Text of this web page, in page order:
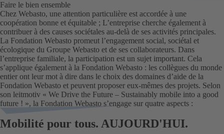
Faire le bien ensemble
Chez Webasto, une attention particulière est accordée à une
coopération bonne et équitable ; L’entreprise cherche également à
contribuer à des causes sociétales au-delà de ses activités principales.
La Fondation Webasto promeut l’engagement social, sociétal et
écologique du Groupe Webasto et de ses collaborateurs. Dans
l’entreprise familiale, la participation est un sujet important. Cela
s’applique également à la Fondation Webasto : les collègues du monde
entier ont leur mot à dire dans le choix des domaines d’aide de la
Fondation Webasto et peuvent proposer eux-mêmes des projets. Selon
son leitmotiv « We Drive the Future – Sustainably mobile into a good
future ! », la Fondation Webasto s’engage sur quatre aspects :
Mobilité pour tous. AUJOURD'HUI.